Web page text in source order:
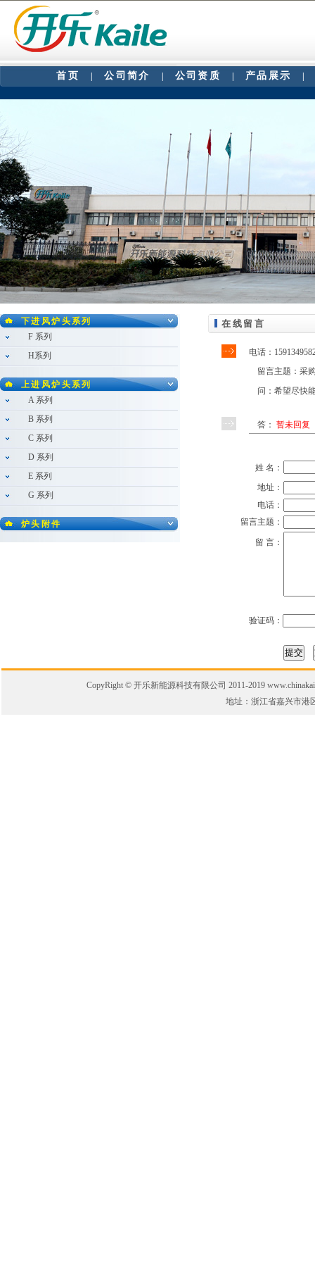
首页 |公司简介 公司资质 产品展示
下进风炉头系列
F 系列
H系列
上进风炉头系列
A 系列
B 系列
C 系列
D 系列
E 系列
G 系列
炉头附件
在线留言
电话：
留言主题： 采
问： 希望尽快
答： 暂未回复
姓 名：
地址：
电话：
留言主题：
留 言：
验证码：
CopyRight © 开乐新能源科技有限公司 2011-2019
地址：浙江省嘉兴市港